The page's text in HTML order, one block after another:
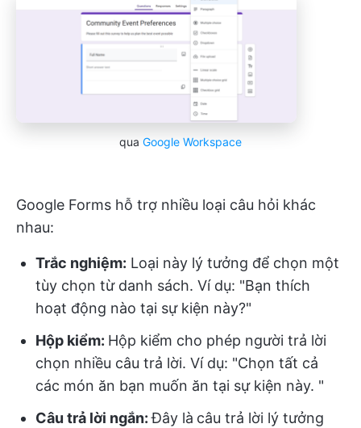
qua Google Workspace
Google Forms hỗ trợ nhiều loại câu hỏi khác
nhau:
Trắc nghiệm: Loại này lý tưởng để chọn một
tùy chọn từ danh sách. Ví dụ: "Bạn thích
hoạt động nào tại sự kiện này?"
Hộp kiểm: Hộp kiểm cho phép người trả lời
chọn nhiều câu trả lời. Ví dụ: "Chọn tất cả
các món ăn bạn muốn ăn tại sự kiện này. "
Câu trả lời ngắn:Đây là câu trả lời lý tưởng